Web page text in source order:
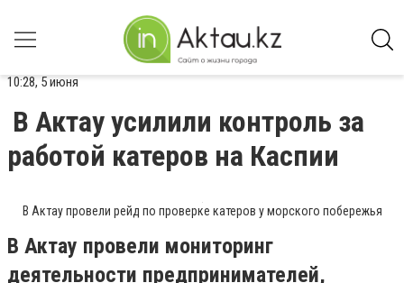
10:28, 5 июня
В Актау усилили контроль за
работой катеров на Каспии
В Актау провели рейд по проверке катеров у морского побережья
В Актау провели мониторинг
деятельности предпринимателей,